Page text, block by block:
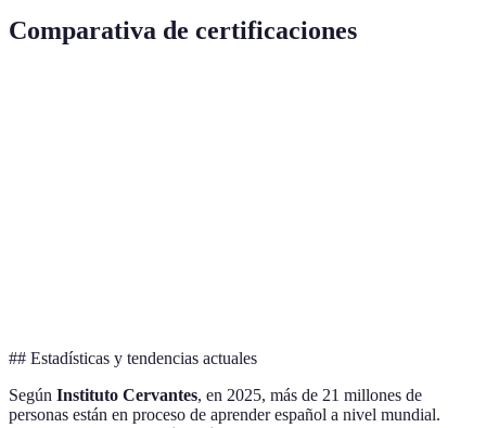
Comparativa de certificaciones
## Estadísticas y tendencias actuales
Según Instituto Cervantes, en 2025, más de 21 millones de
personas están en proceso de aprender español a nivel mundial.